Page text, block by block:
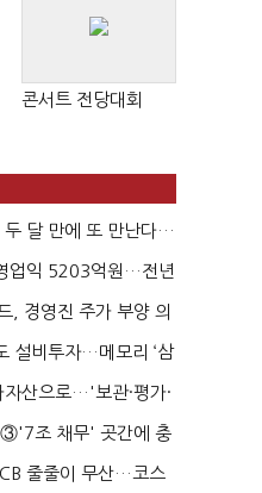
콘서트 전당대회
두 달 만에 또 만난다…
업익 5203억원…전년
, 경영진 주가 부양 의
설비투자…메모리 ‘삼
자산으로…'보관·평가·
조 채무' 곳간에 충
...
줄줄이 무산…코스